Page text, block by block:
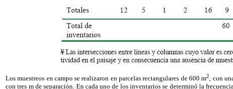
Los muestreos en campo se realizaron en parcelas rectangulares de 600 m2, con
con tres m de separación. En cada uno de los inventarios se determinó la